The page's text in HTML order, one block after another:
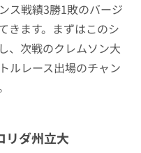
ス戦績3勝1敗のバージ
きます。まずはこのシ
、次戦のクレムソン大
ルレース出場のチャン
リダ州立大